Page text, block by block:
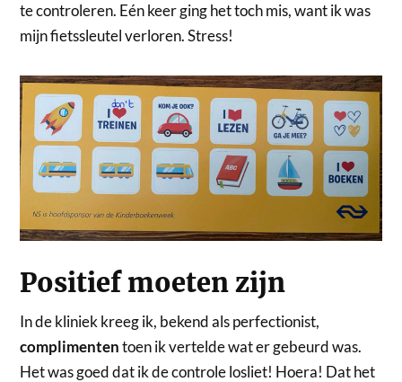
te controleren. Eén keer ging het toch mis, want ik was
mijn fietssleutel verloren. Stress!
Positief moeten zijn
In de kliniek kreeg ik, bekend als perfectionist,
complimententoen ik vertelde wat er gebeurd was.
Het was goed dat ik de controle losliet! Hoera! Dat het